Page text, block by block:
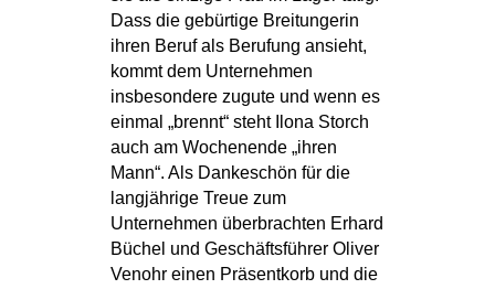
Dass die gebürtige Breitungerin
ihren Beruf als Berufung ansieht,
kommt dem Unternehmen
insbesondere zugute und wenn es
einmal „brennt“ steht Ilona Storch
auch am Wochenende „ihren
Mann“. Als Dankeschön für die
langjährige Treue zum
Unternehmen überbrachten Erhard
Büchel und Geschäftsführer Oliver
Venohr einen Präsentkorb und die